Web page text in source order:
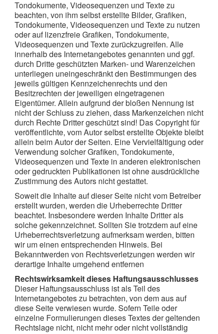
Tondokumente, Videosequenzen und Texte zu
beachten, von ihm selbst erstellte Bilder, Grafiken,
Tondokumente, Videosequenzen und Texte zu nutzen
oder auf lizenzfreie Grafiken, Tondokumente,
Videosequenzen und Texte zurückzugreifen. Alle
innerhalb des Internetangebotes genannten und ggf.
durch Dritte geschützten Marken- und Warenzeichen
unterliegen uneingeschränkt den Bestimmungen des
jeweils gültigen Kennzeichenrechts und den
Besitzrechten der jeweiligen eingetragenen
Eigentümer. Allein aufgrund der bloßen Nennung ist
nicht der Schluss zu ziehen, dass Markenzeichen nicht
durch Rechte Dritter geschützt sind! Das Copyright für
veröffentlichte, vom Autor selbst erstellte Objekte bleibt
allein beim Autor der Seiten. Eine Vervielfältigung oder
Verwendung solcher Grafiken, Tondokumente,
Videosequenzen und Texte in anderen elektronischen
oder gedruckten Publikationen ist ohne ausdrückliche
Zustimmung des Autors nicht gestattet.
Soweit die Inhalte auf dieser Seite nicht vom Betreiber
erstellt wurden, werden die Urheberrechte Dritter
beachtet. Insbesondere werden Inhalte Dritter als
solche gekennzeichnet. Sollten Sie trotzdem auf eine
Urheberrechtsverletzung aufmerksam werden, bitten
wir um einen entsprechenden Hinweis. Bei
Bekanntwerden von Rechtsverletzungen werden wir
derartige Inhalte umgehend entfernen
Rechtswirksamkeit dieses Haftungsausschlusses
Dieser Haftungsausschluss ist als Teil des
Internetangebotes zu betrachten, von dem aus auf
diese Seite verwiesen wurde. Sofern Teile oder
einzelne Formulierungen dieses Textes der geltenden
Rechtslage nicht, nicht mehr oder nicht vollständig